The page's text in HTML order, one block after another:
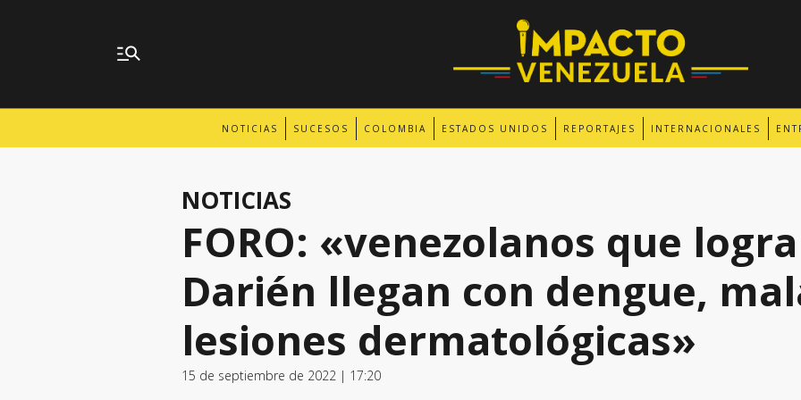
NOTICIAS SUCESOS COLOMBIA ESTADOS UNIDOS REPORTAJES INTERNACIONALES
NOTICIAS
FORO: «venezolanos que
Darién llegan con dengue,
lesiones dermatológicas»
15 de septiembre de 2022 | 17:20